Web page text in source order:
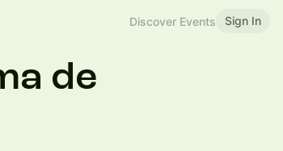
Discover Events Sign In
de